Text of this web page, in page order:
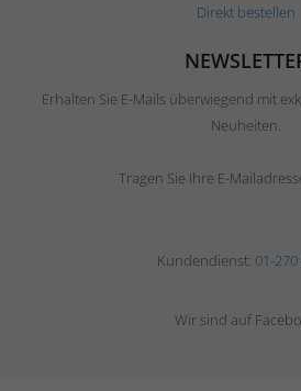
Direkt bestellen
Erhalten Sie E-Mails überwiegend mit
Neuheiten.
Tragen Sie Ihre E-
Kundendienst: 01-
Wir sind auf